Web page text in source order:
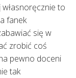
to
fanek
się w
zrobić coś
pewno doceni
tak